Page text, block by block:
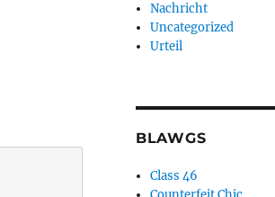
Nachricht
Uncategorized
Urteil
BLAWGS
Class 46